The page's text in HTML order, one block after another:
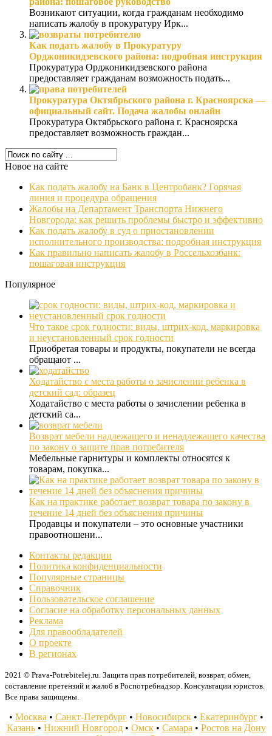
Возникают ситуации, когда гражданам необходимо
написать жалобу в прокуратуру Ирк...
Как подать жалобу в Прокуратуру
Орджоникидзевского района: подробная инструкция
Прокуратура Орджоникидзевского района
предоставляет гражданам возможность подать...
Прокуратура Октябрьского района г. Красноярска —
официальный сайт. Подача жалобы онлайн
Прокуратура Октябрьского района г. Красноярска
предоставляет возможность граждан...
Новое на сайте
Как подать жалобу на Банк в Центробанк? Горячая
линия и процедура обращения
Жалобы на Департамент Транспорта Нижнего
Новгорода: как решить проблемы быстро и эффективно
Как подать жалобу в суд о приостановлении
исполнительного производства: подробная инструкция
Как правильно написать жалобу в Россельхозбанк:
пошаговая инструкция
Популярное
Что такое срок годности: виды, штрих-код, маркировка
и неустановленный срок годности
Приобретая товары и продукты, покупатели не всегда
обращают ...
Ходатайство с места работы о зачислении ребенка в
детский сад: образец
Ходатайство с места работы о зачислении ребенка в
детский са...
Возврат мебели надлежащего и ненадлежащего качества
по закону о защите прав потребителя
Мебельные гарнитуры и комплекты относятся к
товарам, покупка...
Как на практике работает возврат товара по закону в
течение 14 дней без объяснения причины
Продавцы и покупатели – это основные участники
правоотношени...
Контакты редакции
Политика конфиденциальности
Популярные страницы
Справочник
Пользовательское соглашение
Согласие на обработку персональных данных
Реклама
Для правообладателей
О проекте
В регионах
2021 © Prava-Potrebitelej.ru. Защита прав потребителей, возврат, обмен,
составление претензий и жалоб в Роспотребнадзор. Консультации юристов.
Все права защищены.
• Москва • Санкт-Петербург• Новосибирск• Екатеринбург•
Казань• Нижний Новгород• Омск• Самара • Ростов на Дону